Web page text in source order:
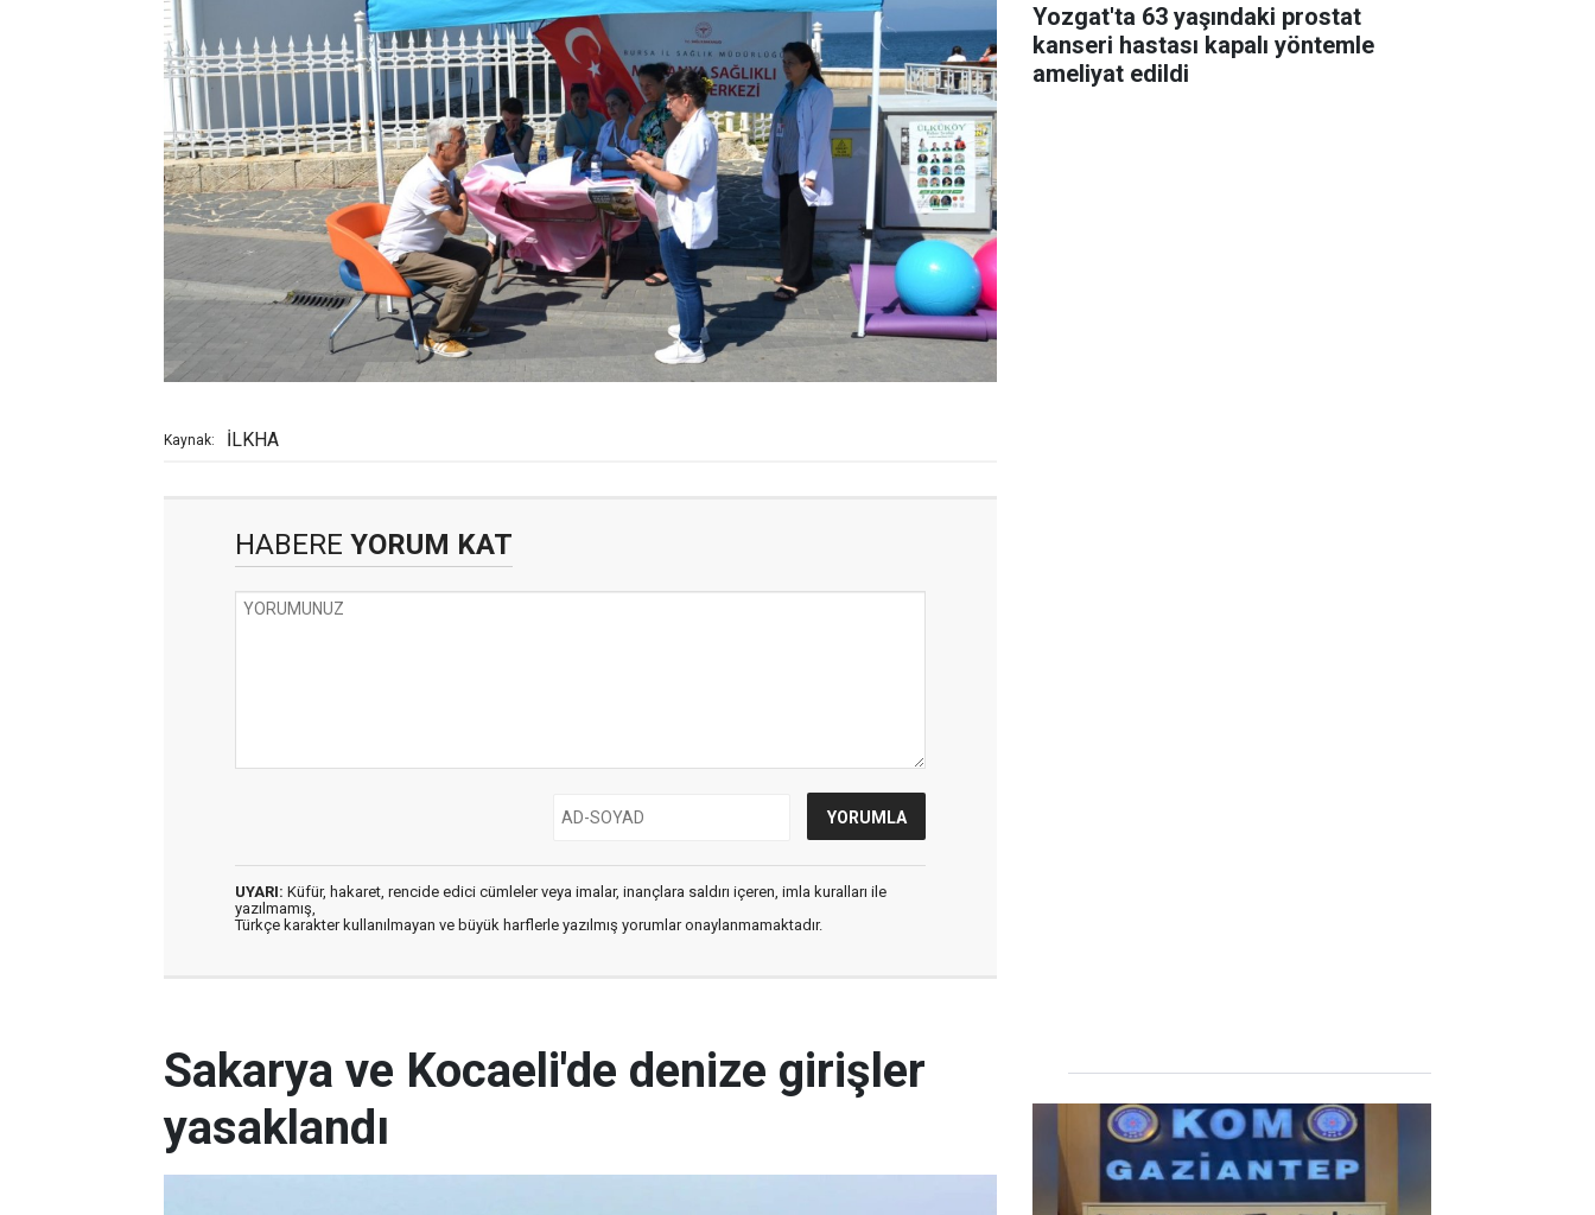
Kaynak: İLKHA
HABERE YORUM KAT
UYARI: Küfür, hakaret, rencide edici cümleler veya imalar, inançlara saldırı içeren, imla kuralları ile
yazılmamış,
Türkçe karakter kullanılmayan ve büyük harflerle yazılmış yorumlar onaylanmamaktadır.
Yozgat'ta 63 yaşındaki prostat
kanseri hastası kapalı yöntemle
ameliyat edildi
Sakarya ve Kocaeli'de denize girişler
yasaklandı